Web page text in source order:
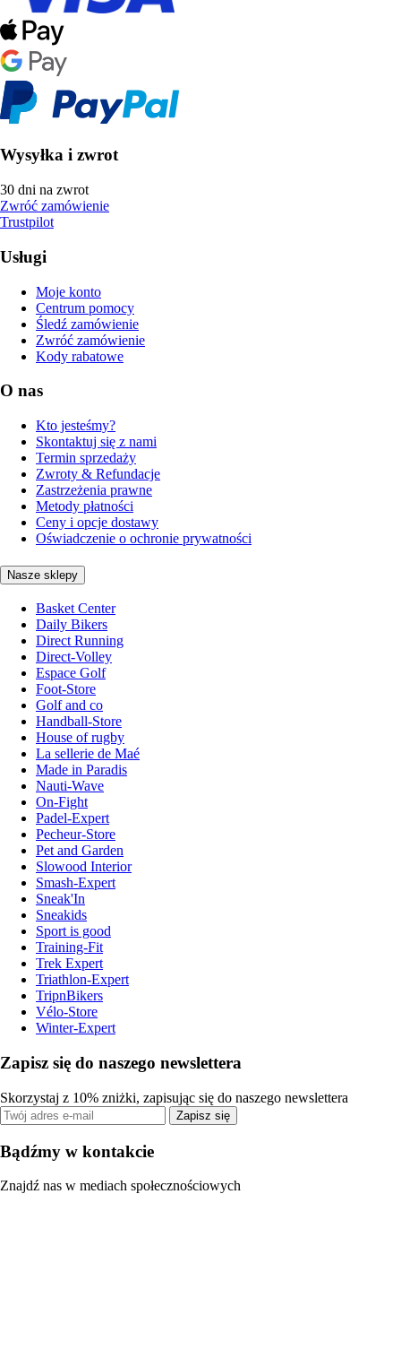
Wysyłka i zwrot
30 dni na zwrot
Zwróć zamówienie
Trustpilot
Usługi
Moje konto
Centrum pomocy
Śledź zamówienie
Zwróć zamówienie
Kody rabatowe
O nas
Kto jesteśmy?
Skontaktuj się z nami
Termin sprzedaży
Zwroty & Refundacje
Zastrzeżenia prawne
Metody płatności
Ceny i opcje dostawy
Oświadczenie o ochronie prywatności
Nasze sklepy
Basket Center
Daily Bikers
Direct Running
Direct-Volley
Espace Golf
Foot-Store
Golf and co
Handball-Store
House of rugby
La sellerie de Maé
Made in Paradis
Nauti-Wave
On-Fight
Padel-Expert
Pecheur-Store
Pet and Garden
Slowood Interior
Smash-Expert
Sneak'In
Sneakids
Sport is good
Training-Fit
Trek Expert
Triathlon-Expert
TripnBikers
Vélo-Store
Winter-Expert
Zapisz się do naszego newslettera
Skorzystaj z 10% zniżki, zapisując się do naszego newslettera
Zapisz się
Bądźmy w kontakcie
Znajdź nas w mediach społecznościowych